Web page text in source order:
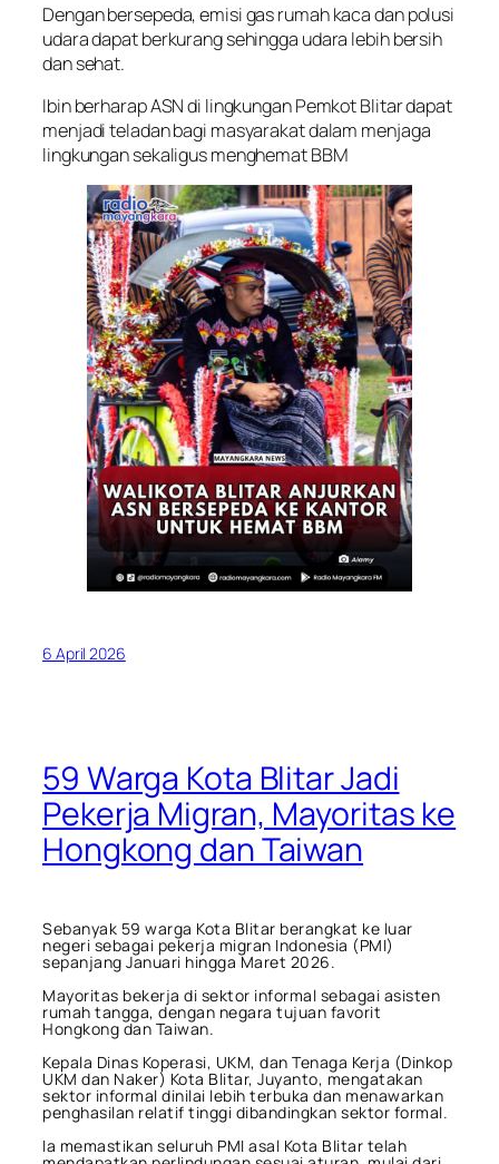
Dengan bersepeda, emisi gas rumah kaca dan polusi
udara dapat berkurang sehingga udara lebih bersih
dan sehat.
Ibin berharap ASN di lingkungan Pemkot Blitar dapat
menjadi teladan bagi masyarakat dalam menjaga
lingkungan sekaligus menghemat BBM
6 April 2026
59 Warga Kota Blitar Jadi
Pekerja Migran, Mayoritas ke
Hongkong dan Taiwan
Sebanyak 59 warga Kota Blitar berangkat ke luar
negeri sebagai pekerja migran Indonesia (PMI)
sepanjang Januari hingga Maret 2026.
Mayoritas bekerja di sektor informal sebagai asisten
rumah tangga, dengan negara tujuan favorit
Hongkong dan Taiwan.
Kepala Dinas Koperasi, UKM, dan Tenaga Kerja (Dinkop
UKM dan Naker) Kota Blitar, Juyanto, mengatakan
sektor informal dinilai lebih terbuka dan menawarkan
penghasilan relatif tinggi dibandingkan sektor formal.
Ia memastikan seluruh PMI asal Kota Blitar telah